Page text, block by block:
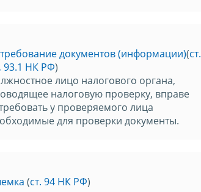
документов (информации)(ст.
93.1 НК РФ)
лицо налогового органа,
налоговую проверку, вправе
у проверяемого лица
для проверки документы.
(ст. 94 НК РФ)